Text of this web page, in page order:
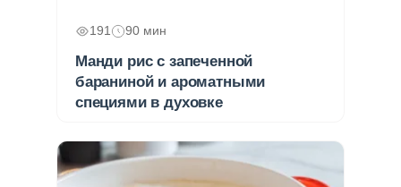
191 90 мин
Манди рис с запеченной
бараниной и ароматными
специями в духовке